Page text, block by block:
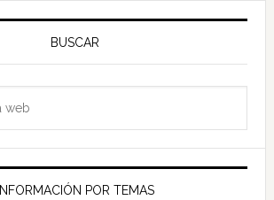
BUSCAR
INFORMACIÓN POR TEMAS